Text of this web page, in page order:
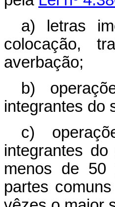
a) letras
colocação,
averbação;
b)
integrantes do
c)
integrantes
menos de 50
partes